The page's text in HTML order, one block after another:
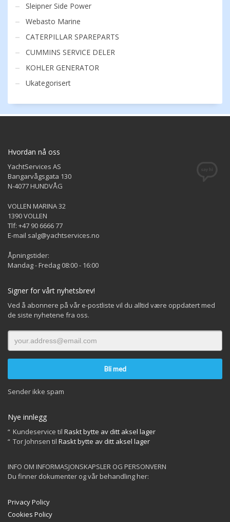
Sleipner Side Power
Webasto Marine
CATERPILLAR SPAREPARTS
CUMMINS SERVICE DELER
KOHLER GENERATOR
Ukategorisert
Hvordan nå oss
YachtServices AS
Bangarvågsgata 130
N-4077 HUNDVÅG
VOLLEN MARINA 32
1390 VOLLEN
Tlf: +47 90 6666 77
E-mail salg@yachtservices.no
Åpningstider:
Mandag - Fredag 08:00 - 16:00
Signer for vårt nyhetsbrev!
Ved å abonnere på vår e-postliste vil du alltid være oppdatert med
de siste nyhetene fra oss.
Sender ikke spam
Nye innlegg
Kundeservice til Raskt bytte av ditt aksel lager
Tor Johnsen til Raskt bytte av ditt aksel lager
INFO OM INFORMASJONSKAPSLER OG PERSONVERN
Du finner dokumenter og vår behandling her:
Privacy Policy
Cookies Policy